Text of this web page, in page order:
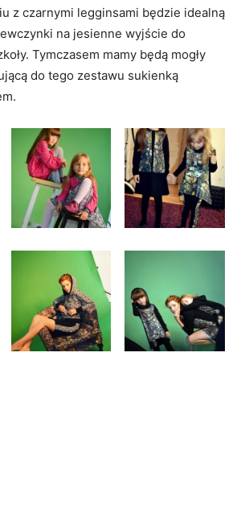
z czarnymi legginsami będzie idealną
na jesienne wyjście do
Tymczasem mamy będą mogły
do tego zestawu sukienką